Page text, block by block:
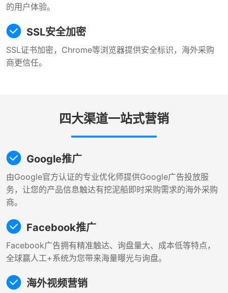
的用户体验。
SSL安全加密
SSL证书加密，Chrome等浏览器提供安全标识，海外采购
商更信任。
四大渠道一站式营销
Google推广
由Google官方认证的专业优化师提供Google广告投放服
务，让您的产品信息触达有挖泥船即时采购需求的海外采购
商。
Facebook推广
Facebook广告拥有精准触达、询盘量大、成本低等特点，
全球赢人工+系统为您带来海量曝光与询盘。
海外视频营销